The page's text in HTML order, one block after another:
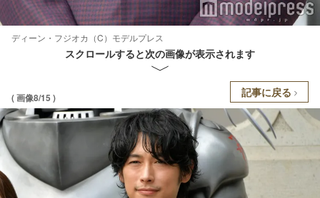
ディーン・フジオカ（C）モデルプレス
スクロールすると次の画像が表示されます
( 画像8/15 ) 記事に戻る